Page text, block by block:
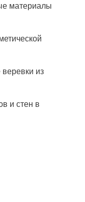
материалы
из
и стен в